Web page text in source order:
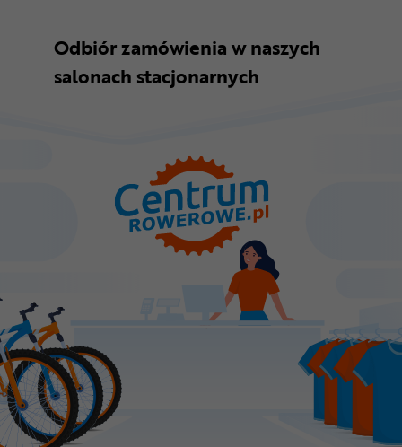
Odbiór zamówienia w naszych
salonach stacjonarnych